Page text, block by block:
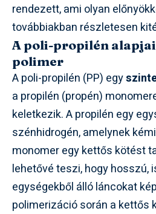
rendezett, ami olyan
továbbiakban részletesen
A poli-propilén
polimer
A poli-propilén (PP) egy
a propilén (propén)
keletkezik. A propilén egy
szénhidrogén, amelynek
monomer egy kettős kötést
lehetővé teszi, hogy hosszú,
egységekből álló láncokat
polimerizáció során a kettős